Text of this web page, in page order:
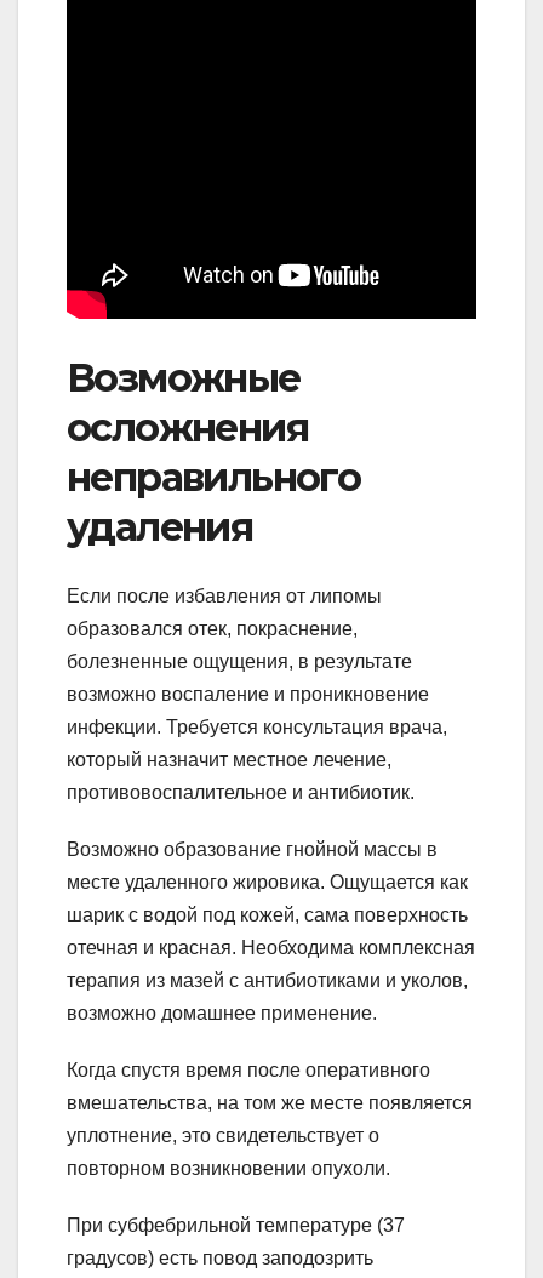
Возможные
осложнения
неправильного
удаления
Если после избавления от липомы
образовался отек, покраснение,
болезненные ощущения, в результате
возможно воспаление и проникновение
инфекции. Требуется консультация врача,
который назначит местное лечение,
противовоспалительное и антибиотик.
Возможно образование гнойной массы в
месте удаленного жировика. Ощущается как
шарик с водой под кожей, сама поверхность
отечная и красная. Необходима комплексная
терапия из мазей с антибиотиками и уколов,
возможно домашнее применение.
Когда спустя время после оперативного
вмешательства, на том же месте появляется
уплотнение, это свидетельствует о
повторном возникновении опухоли.
При субфебрильной температуре (37
градусов) есть повод заподозрить